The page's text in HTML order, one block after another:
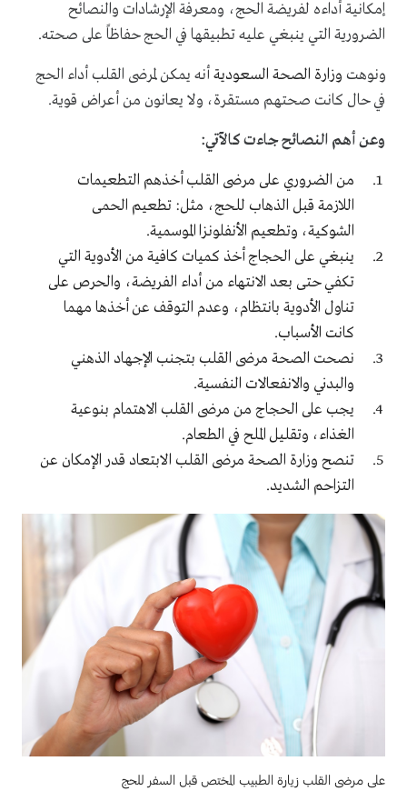
إمكانية أداءه لفريضة الحج، ومعرفة الإرشادات والنصائح
الضرورية التي ينبغي عليه تطبيقها في الحج حفاظاً على صحته.
ونوهت وزارة الصحة السعودية أنه يمكن لمرضى القلب أداء الحج
في حال كانت صحتهم مستقرة، ولا يعانون من أعراض قوية.
وعن أهم النصائح جاءت كالآتي:
من الضروري على مرضى القلب أخذهم التطعيمات
اللازمة قبل الذهاب للحج، مثل: تطعيم الحمى
الشوكية، وتطعيم الأنفلونزا الموسمية.
ينبغي على الحجاج أخذ كميات كافية من الأدوية التي
تكفي حتى بعد الانتهاء من أداء الفريضة، والحرص على
تناول الأدوية بانتظام، وعدم التوقف عن أخذها مهما
كانت الأسباب.
نصحت الصحة مرضى القلب بتجنب الإجهاد الذهني
والبدني والانفعالات النفسية.
يجب على الحجاج من مرضى القلب الاهتمام بنوعية
الغذاء، وتقليل الملح في الطعام.
تنصح وزارة الصحة مرضى القلب الابتعاد قدر الإمكان عن
التزاحم الشديد.
على مرضى القلب زيارة الطبيب المختص قبل السفر للحج